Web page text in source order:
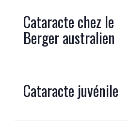
Cataracte chez le
Berger australien
Cataracte juvénile